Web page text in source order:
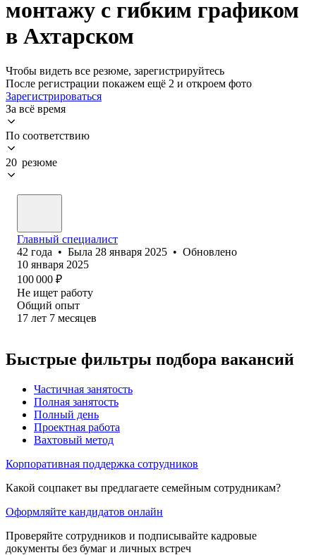
монтажу с гибким графиком
в Ахтарском
Чтобы видеть все резюме, зарегистрируйтесь
После регистрации покажем ещё 2 и откроем фото
Зарегистрироваться
За всё время
По соответствию
20 резюме
Главный специалист
42 года • Была 28 января 2025 • Обновлено
10 января 2025
100 000 ₽
Не ищет работу
Общий опыт
17 лет 7 месяцев
Быстрые фильтры подбора вакансий
Частичная занятость
Полная занятость
Полный день
Проектная работа
Вахтовый метод
Корпоративная поддержка сотрудников
Какой соцпакет вы предлагаете семейным сотрудникам?
Оформляйте кандидатов онлайн
Проверяйте сотрудников и подписывайте кадровые
документы без бумаг и личных встреч